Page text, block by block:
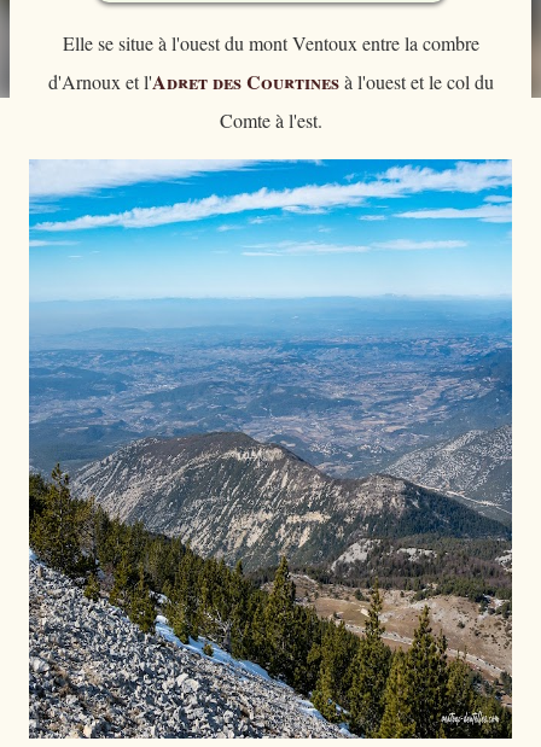
Elle se situe à l'ouest du mont Ventoux entre la combre
d'Arnoux et l'Adret des Courtinesà l'ouest et le col du
Comte à l'est.